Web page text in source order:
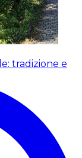
tradizione e